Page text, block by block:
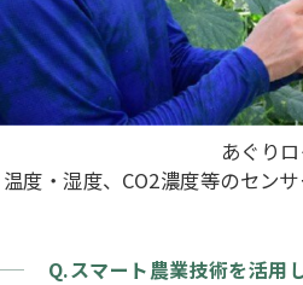
あぐり
温度・湿度、CO2濃度等のセン
Q.スマート農業技術を活用